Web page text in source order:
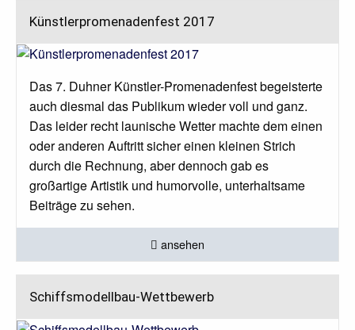
Künstlerpromenadenfest 2017
Das 7. Duhner Künstler-Promenadenfest begeisterte
auch diesmal das Publikum wieder voll und ganz.
Das leider recht launische Wetter machte dem einen
oder anderen Auftritt sicher einen kleinen Strich
durch die Rechnung, aber dennoch gab es
großartige Artistik und humorvolle, unterhaltsame
Beiträge zu sehen.
ansehen
Schiffsmodellbau-Wettbewerb